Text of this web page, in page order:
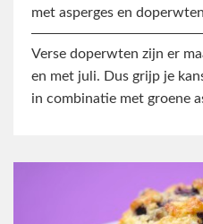
met asperges en doperwten
Verse doperwten zijn er
en met juli. Dus grijp je
in combinatie met groene